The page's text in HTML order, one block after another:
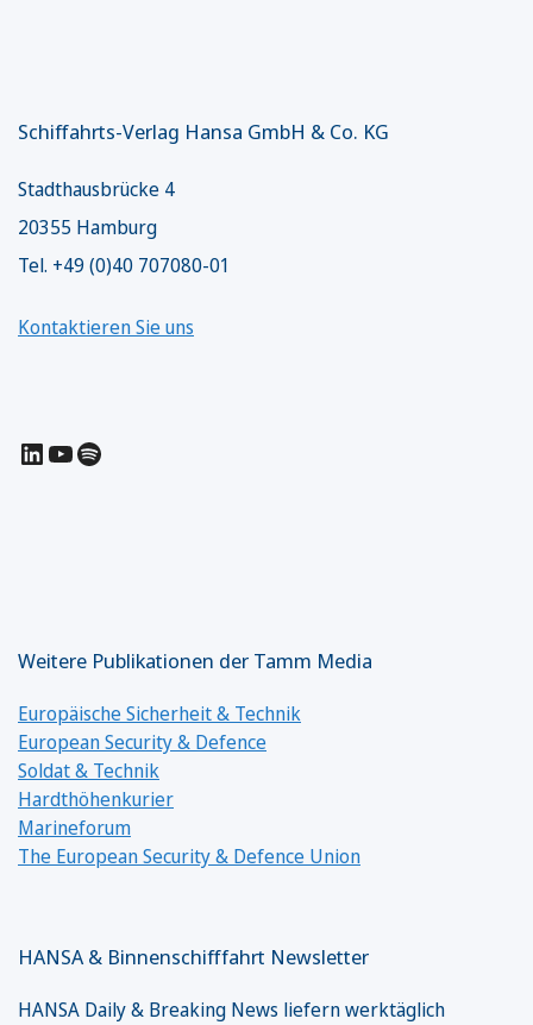
Schiffahrts-Verlag Hansa GmbH & Co. KG
Stadthausbrücke 4
20355 Hamburg
Tel. +49 (0)40 707080-01
Kontaktieren Sie uns
LinkedIn
YouTube
Spotify
Weitere Publikationen der Tamm Media
Europäische Sicherheit & Technik
European Security & Defence
Soldat & Technik
Hardthöhenkurier
Marineforum
The European Security & Defence Union
HANSA & Binnenschifffahrt Newsletter
HANSA Daily & Breaking News liefern werktäglich